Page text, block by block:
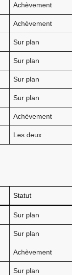
Achèvement
Achèvement
Sur plan
Sur plan
Sur plan
Sur plan
Achèvement
Les deux
Statut
Sur plan
Sur plan
Achèvement
Sur plan